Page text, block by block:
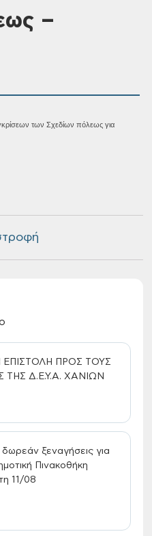
–
των Σχεδίων πόλεως για
ΕΠΙΣΤΟΛΗ ΠΡΟΣ ΤΟΥΣ
Δ.Ε.Υ.Α. ΧΑΝΙΩΝ
δωρεάν ξεναγήσεις για
Πινακοθήκη
11/08